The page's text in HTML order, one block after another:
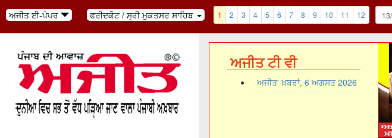
ਅਜੀਤ ਈ-ਪੇਪਰ ਫਰੀਦਕੋਟ / ਸ੍ਰੀ ਮੁਕਤਸਰ ਸਾਹਿਬ 1 2 3 4 5 6 7 8 9 10 11 12
ਅਜੀਤ ਟੀ ਵੀ
ਅਜੀਤ' ਖ਼ਬਰਾਂ, 6 ਅਗਸਤ 2026